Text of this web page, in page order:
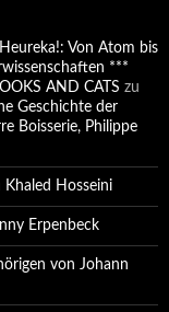
Von Atom bis
***
AND CATS zu
Geschichte der
Boisserie, Philippe
Hosseini
Erpenbeck
von Johann